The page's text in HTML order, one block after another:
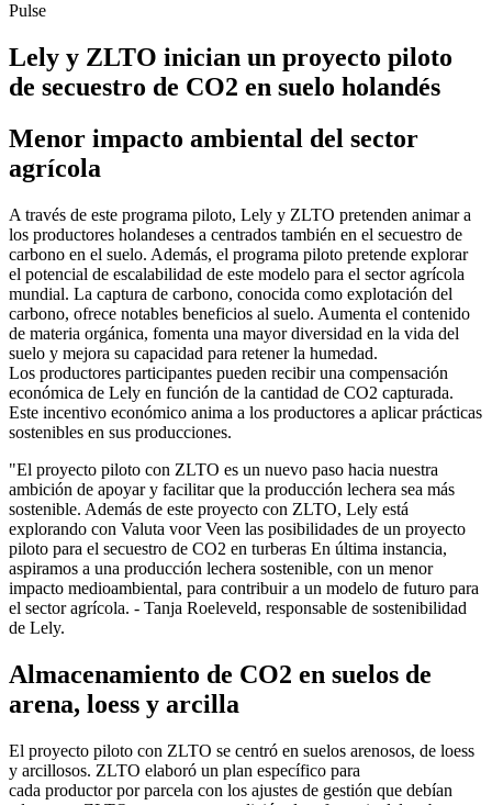
Pulse
Lely y ZLTO inician un proyecto piloto
de secuestro de CO2 en suelo holandés
Menor impacto ambiental del sector
agrícola
A través de este programa piloto, Lely y ZLTO pretenden animar a
los productores holandeses a centrados también en el secuestro de
carbono en el suelo. Además, el programa piloto pretende explorar
el potencial de escalabilidad de este modelo para el sector agrícola
mundial. La captura de carbono, conocida como explotación del
carbono, ofrece notables beneficios al suelo. Aumenta el contenido
de materia orgánica, fomenta una mayor diversidad en la vida del
suelo y mejora su capacidad para retener la humedad.
Los productores participantes pueden recibir una compensación
económica de Lely en función de la cantidad de CO2 capturada.
Este incentivo económico anima a los productores a aplicar prácticas
sostenibles en sus producciones.
"El proyecto piloto con ZLTO es un nuevo paso hacia nuestra
ambición de apoyar y facilitar que la producción lechera sea más
sostenible. Además de este proyecto con ZLTO, Lely está
explorando con Valuta voor Veen las posibilidades de un proyecto
piloto para el secuestro de CO2 en turberas En última instancia,
aspiramos a una producción lechera sostenible, con un menor
impacto medioambiental, para contribuir a un modelo de futuro para
el sector agrícola. - Tanja Roeleveld, responsable de sostenibilidad
de Lely.
Almacenamiento de CO2 en suelos de
arena, loess y arcilla
El proyecto piloto con ZLTO se centró en suelos arenosos, de loess
y arcillosos. ZLTO elaboró ​​un plan específico para
cada productorpor parcela con los ajustes de gestión que debían